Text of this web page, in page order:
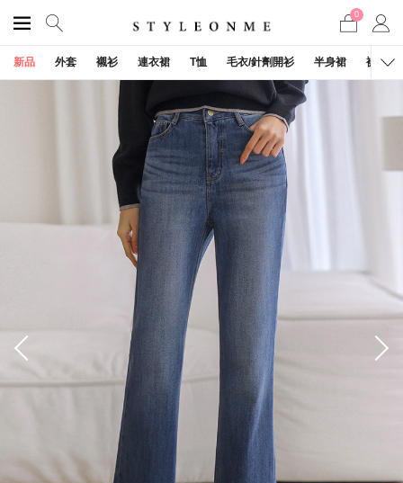
0
新品 外套 襯衫 連衣裙 T恤 毛衣/針劑開衫 半身裙 褲子